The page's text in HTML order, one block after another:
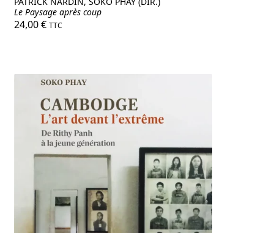
Le Paysage après coup
24,00€ TTC